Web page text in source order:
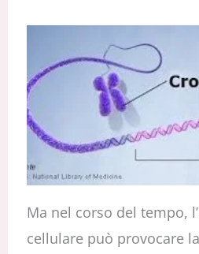
Ma nel corso del tempo,
cellulare può provocare